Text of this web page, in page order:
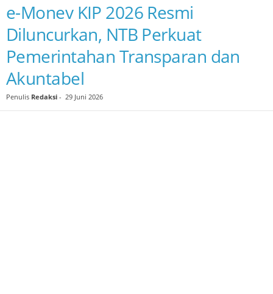
e-Monev KIP 2026 Resmi
Diluncurkan, NTB Perkuat
Pemerintahan Transparan dan
Akuntabel
Penulis Redaksi - 29 Juni 2026